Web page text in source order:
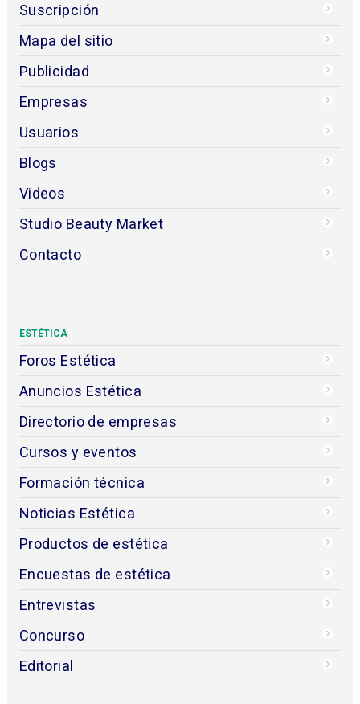
Suscripción
Mapa del sitio
Publicidad
Empresas
Usuarios
Blogs
Videos
Studio Beauty Market
Contacto
ESTÉTICA
Foros Estética
Anuncios Estética
Directorio de empresas
Cursos y eventos
Formación técnica
Noticias Estética
Productos de estética
Encuestas de estética
Entrevistas
Concurso
Editorial